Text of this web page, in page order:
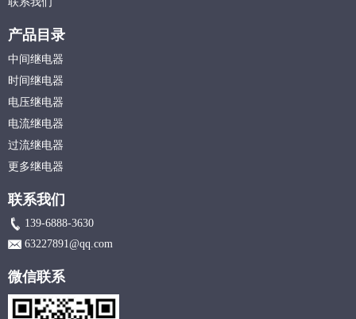
产品目录
中间继电器
时间继电器
电压继电器
电流继电器
过流继电器
更多继电器
联系我们
139-6888-3630
63227891@qq.com
微信联系